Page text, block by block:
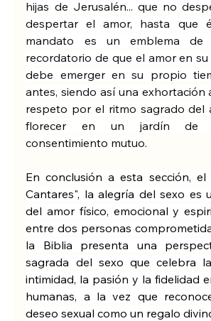
hijas de Jerusalén... que no
despertar el amor, hasta que
mandato es un emblema de
recordatorio de que el amor en
debe emerger en su propio
antes, siendo así una exhortación
respeto por el ritmo sagrado del
florecer en un jardín de
consentimiento mutuo.
En conclusión a esta sección,
Cantares", la alegría del sexo es
del amor físico, emocional y
entre dos personas
la Biblia presenta una
sagrada del sexo que celebra
intimidad, la pasión y la fidelidad
humanas, a la vez que
deseo sexual como un regalo